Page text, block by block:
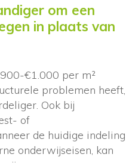
om een
in plaats van
€1.000 per m²
problemen heeft,
Ook bij
of
de huidige indeling
onderwijseisen, kan